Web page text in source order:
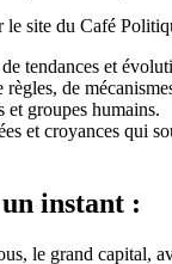
site du Café
tendances et
de
et groupes humains.
et croyances qui
instant :
le grand capital,